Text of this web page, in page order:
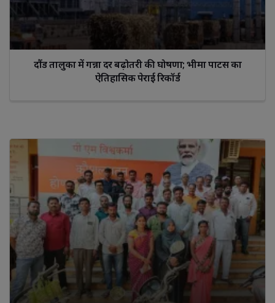
दौंड तालुका में गन्ना दर बढ़ोतरी की घोषणा; भीमा पाटस का
ऐतिहासिक पेराई रिकॉर्ड